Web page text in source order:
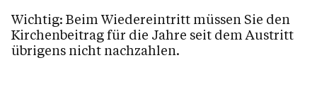
Wichtig: Beim Wiedereintritt müssen Sie den
Kirchenbeitrag für die Jahre seit dem Austritt
übrigens nicht nachzahlen.